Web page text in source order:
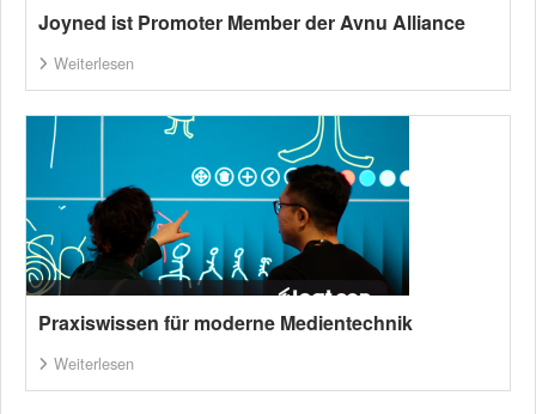
Joyned ist Promoter Member der Avnu Alliance
Weiterlesen
Praxiswissen für moderne Medientechnik
Weiterlesen